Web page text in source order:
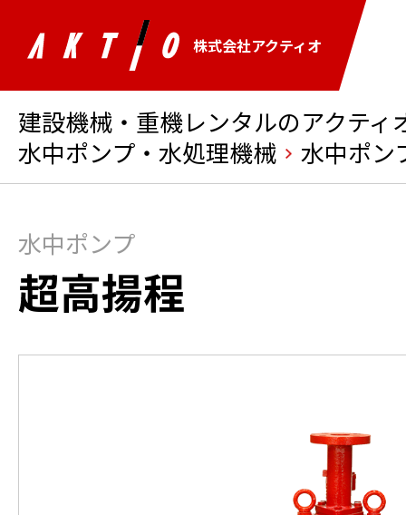
株式会社アクティオ
建設機械・重機レンタルのアクティ
水中ポンプ・水処理機械
水中ポン
水中ポンプ
超高揚程